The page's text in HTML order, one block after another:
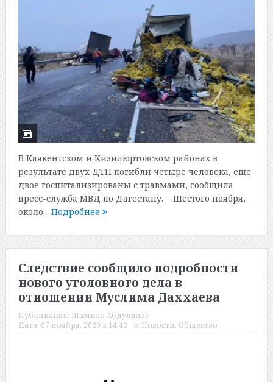
В Каякентском и Кизилюртовском районах в
результате двух ДТП погибли четыре человека, еще
двое госпитализированы с травмами, сообщила
пресс-служба МВД по Дагестану. Шестого ноября,
около... Подробнее
Следствие сообщило подробности
нового уголовного дела в
отношении Муслима Даххаева
Публикация: Шамиль Абдуллаев
Дата: 07 ноября, 2020 в 14:43 в: Новости, Общество